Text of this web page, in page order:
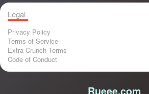
Legal
Privacy Policy
Terms of Service
Extra Crunch Terms
Code of Conduct
Rueee.com